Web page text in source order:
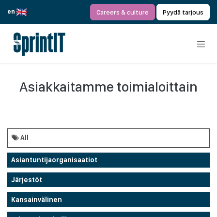
en
Careers & culture Pyydä tarjous
Asiakkaitamme toimialoittain
All
Asiantuntijaorganisaatiot
Järjestöt
Kansainvälinen